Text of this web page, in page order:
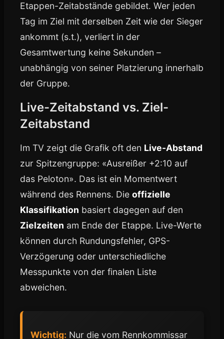
Etappen-Zeitabstände gebildet. Wer jeden
Tag im Ziel mit derselben Zeit wie der Sieger
ankommt (s.t.), verliert in der
Gesamtwertung keine Sekunden –
unabhängig von seiner Platzierung innerhalb
der Gruppe.
Live-Zeitabstand vs. Ziel-
Zeitabstand
Im TV zeigt die Grafik oft den Live-Abstand
zur Spitzengruppe: «Ausreißer +2:10 auf
das Peloton». Das ist ein Momentwert
während des Rennens. Die offizielle
Klassifikation basiert dagegen auf den
Zielzeiten am Ende der Etappe. Live-Werte
können durch Rundungsfehler, GPS-
Verzögerung oder unterschiedliche
Messpunkte von der finalen Liste
abweichen.
Wichtig: Nur die vom Rennkommissar